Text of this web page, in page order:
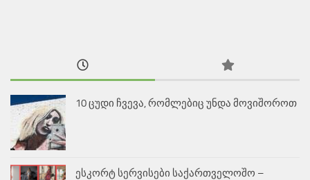
10 ცუდი ჩვევა, რომლებიც უნდა მოვიშოროთ
ესკორტ სერვისები საქართველოშო –